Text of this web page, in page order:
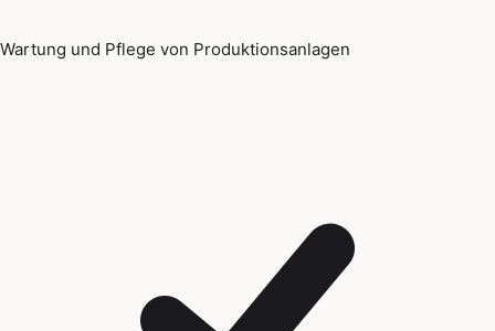
Wartung und Pflege von Produktionsanlagen